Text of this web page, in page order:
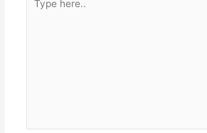
here..